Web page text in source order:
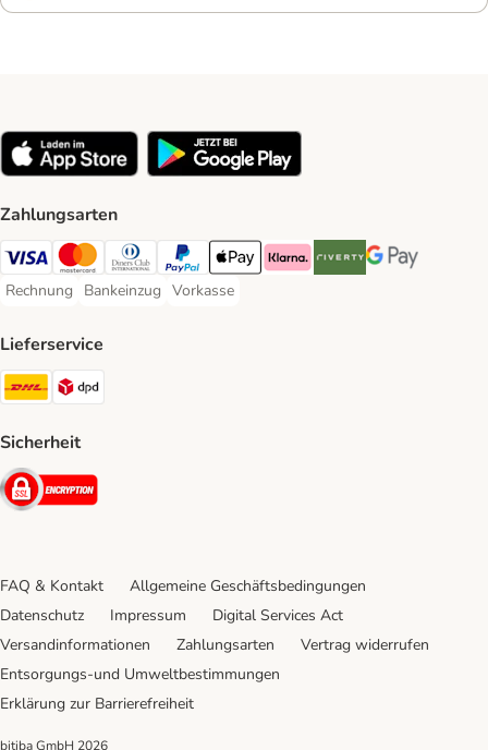
Zahlungsarten
Visa Payment Method
Mastercard Payment Method
Diners Club Payment Method
PayPal Payment Method
Apple Pay Payment Method
Klarna Payment Method
Riverty Payment Method
Google Pay
Rechnung
Rechnung Payment Method
Bankeinzug
Bankeinzug Payment Method
Vorkasse
Vorkasse Payment Method
Lieferservice
DHL Shipping Method
Sicherheit
Security
FAQ & Kontakt
Allgemeine Geschäftsbedingungen
Datenschutz
Impressum
Digital Services Act
Versandinformationen
Zahlungsarten
Vertrag widerrufen
Entsorgungs-und Umweltbestimmungen
Erklärung zur Barrierefreiheit
bitiba GmbH 2026